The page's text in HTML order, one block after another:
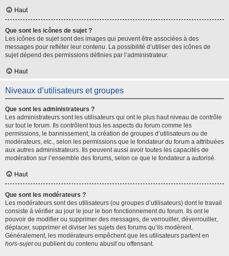
Haut
Que sont les icônes de sujet ?
Les icônes de sujet sont des images qui peuvent être associées à des
messages pour refléter leur contenu. La possibilité d’utiliser des icônes de
sujet dépend des permissions définies par l’administrateur.
Haut
Niveaux d’utilisateurs et groupes
Que sont les administrateurs ?
Les administrateurs sont les utilisateurs qui ont le plus haut niveau de contrôle
sur tout le forum. Ils contrôlent tous les aspects du forum comme les
permissions, le bannissement, la création de groupes d’utilisateurs ou de
modérateurs, etc., selon les permissions que le fondateur du forum a attribuées
aux autres administrateurs. Ils peuvent aussi avoir toutes les capacités de
modération sur l’ensemble des forums, selon ce que le fondateur a autorisé.
Haut
Que sont les modérateurs ?
Les modérateurs sont des utilisateurs (ou groupes d’utilisateurs) dont le travail
consiste à vérifier au jour le jour le bon fonctionnement du forum. Ils ont le
pouvoir de modifier ou supprimer des messages, de verrouiller, déverrouiller,
déplacer, supprimer et diviser les sujets des forums qu’ils modèrent.
Généralement, les modérateurs empêchent que les utilisateurs partent en
hors-sujetou publient du contenu abusif ou offensant.